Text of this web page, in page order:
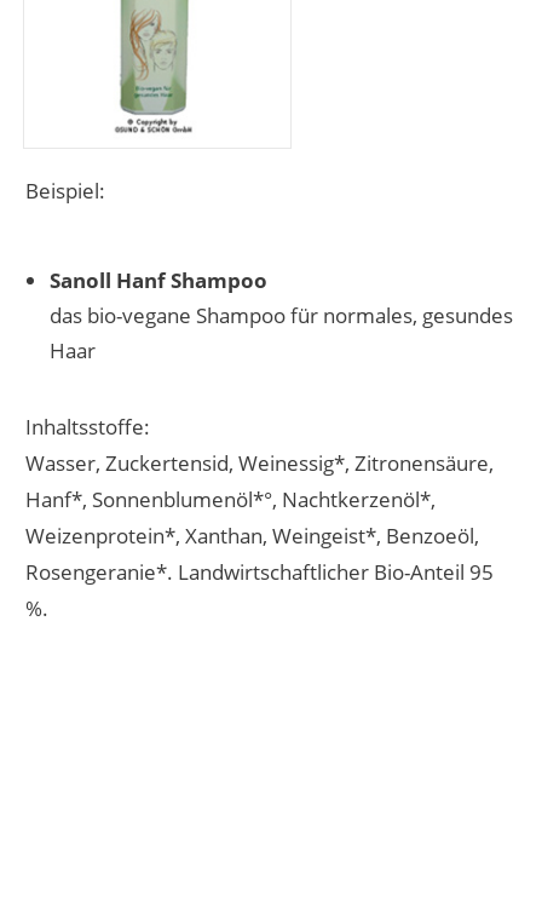
Beispiel:
Sanoll Hanf Shampoo
das bio-vegane Shampoo für normales, gesundes
Haar
Inhaltsstoffe:
Wasser, Zuckertensid, Weinessig*, Zitronensäure,
Hanf*, Sonnenblumenöl*°, Nachtkerzenöl*,
Weizenprotein*, Xanthan, Weingeist*, Benzoeöl,
Rosengeranie*. Landwirtschaftlicher Bio-Anteil 95
%.